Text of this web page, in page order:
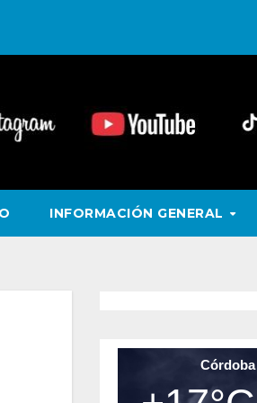
INFORMACIÓN GENERAL
Córdoba